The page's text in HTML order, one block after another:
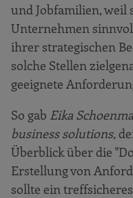
und Jobfamilien, weil
Unternehmen
ihrer strategischen
solche Stellen
geeignete
So gab Eika
business solutions,
Überblick über die
Erstellung von
sollte ein